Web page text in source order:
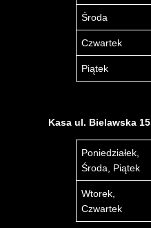
Środa
Czwartek
Piątek
Kasa ul. Bielawska 15
Poniedziałek,
Środa, Piątek
Wtorek,
Czwartek